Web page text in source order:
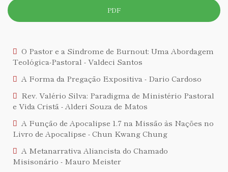
PDF
O Pastor e a Síndrome de Burnout: Uma Abordagem
Teológica-Pastoral - Valdeci Santos
A Forma da Pregação Expositiva - Dario Cardoso
Rev. Valério Silva: Paradigma de Ministério Pastoral
e Vida Cristã - Alderi Souza de Matos
A Função de Apocalipse 1.7 na Missão às Nações no
Livro de Apocalipse - Chun Kwang Chung
A Metanarrativa Aliancista do Chamado
Misisonário - Mauro Meister